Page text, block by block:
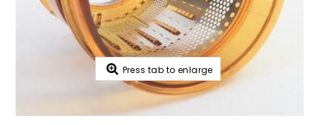
Press tab to enlarge